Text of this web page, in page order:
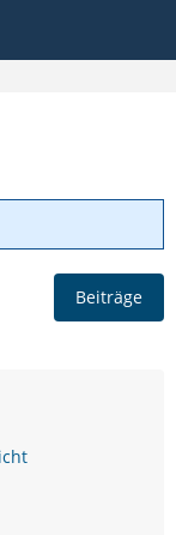
Beiträge